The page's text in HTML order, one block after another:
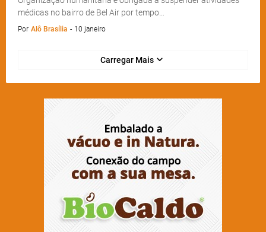
médicas no bairro de Bel Air por tempo…
Por Alô Brasília - 10 janeiro
Carregar Mais